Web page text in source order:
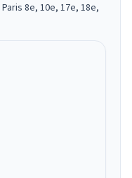
8e, 10e, 17e, 18e,